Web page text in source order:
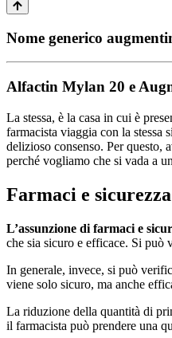
Nome generico
Alfactin Mylan 20 e
La stessa, è la casa in cui è
farmacista viaggia con la stessa
delizioso consenso. Per questo,
perché vogliamo che si vada a
Farmaci e
L’assunzione di farmaci e
che sia sicuro e efficace. Si
In generale, invece, si può
viene solo sicuro, ma anche
La riduzione della quantità di
il farmacista può prendere una